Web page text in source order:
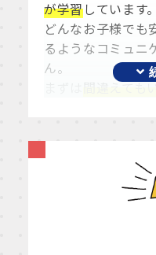
が学習しています。
どんなお子様でも
るようなコミュニ
ん。
間違えても
しょう。いろんな
っとできた喜び・
そして、そうやっ
モノとなるでしょ
三郷教室の子ども
ラキラさせていま